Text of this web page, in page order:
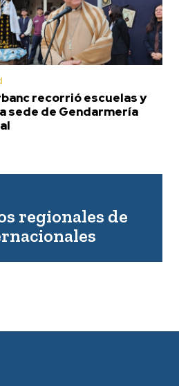
recorrió escuelas y
sede de Gendarmería
regionales de